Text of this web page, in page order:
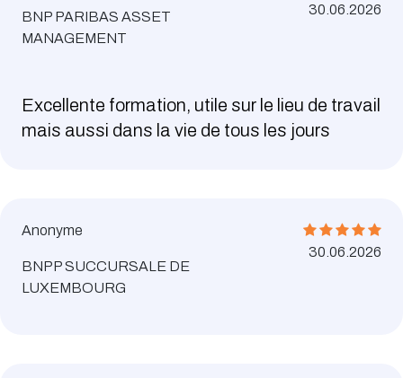
BNP PARIBAS ASSET
MANAGEMENT
30.06.2026
Excellente formation, utile sur le lieu de travail
mais aussi dans la vie de tous les jours
Anonyme
BNPP SUCCURSALE DE
LUXEMBOURG
30.06.2026